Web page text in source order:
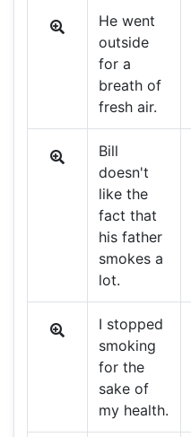
He went
outside
for a
breath of
fresh air.
Bill
doesn't
like the
fact that
his father
smokes a
lot.
I stopped
smoking
for the
sake of
my health.